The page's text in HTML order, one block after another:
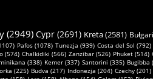
(2949) Cypr (2691) Kreta (2581)
Pafos (1078) Tunezja (939) Costa del Sol (792)
(574) Chalkidiki (566) Zanzibar (526) Phuket (514)
(338) Kemer (337) Santorini (335) Bugibba
(225) Budva (217) Indonezja (204) Czechy (201)